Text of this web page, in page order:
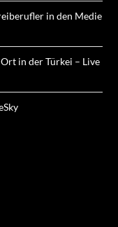
in den Medien!
in der Türkei – Live